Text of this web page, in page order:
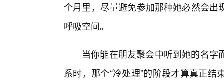
个月里，尽量避免参加那种她必然会
呼吸空间。
当你能在朋友聚会中听到她的名
系时，那个“冷处理”的阶段才算真正